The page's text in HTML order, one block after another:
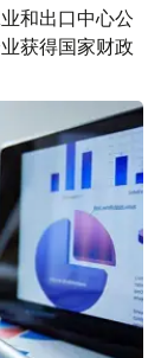
和出口中心公
获得国家财政